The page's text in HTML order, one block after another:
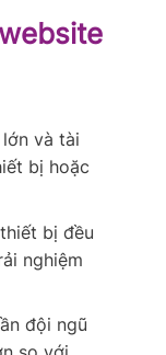
và tài
bị hoặc
bị đều
nghiệm
đội ngũ